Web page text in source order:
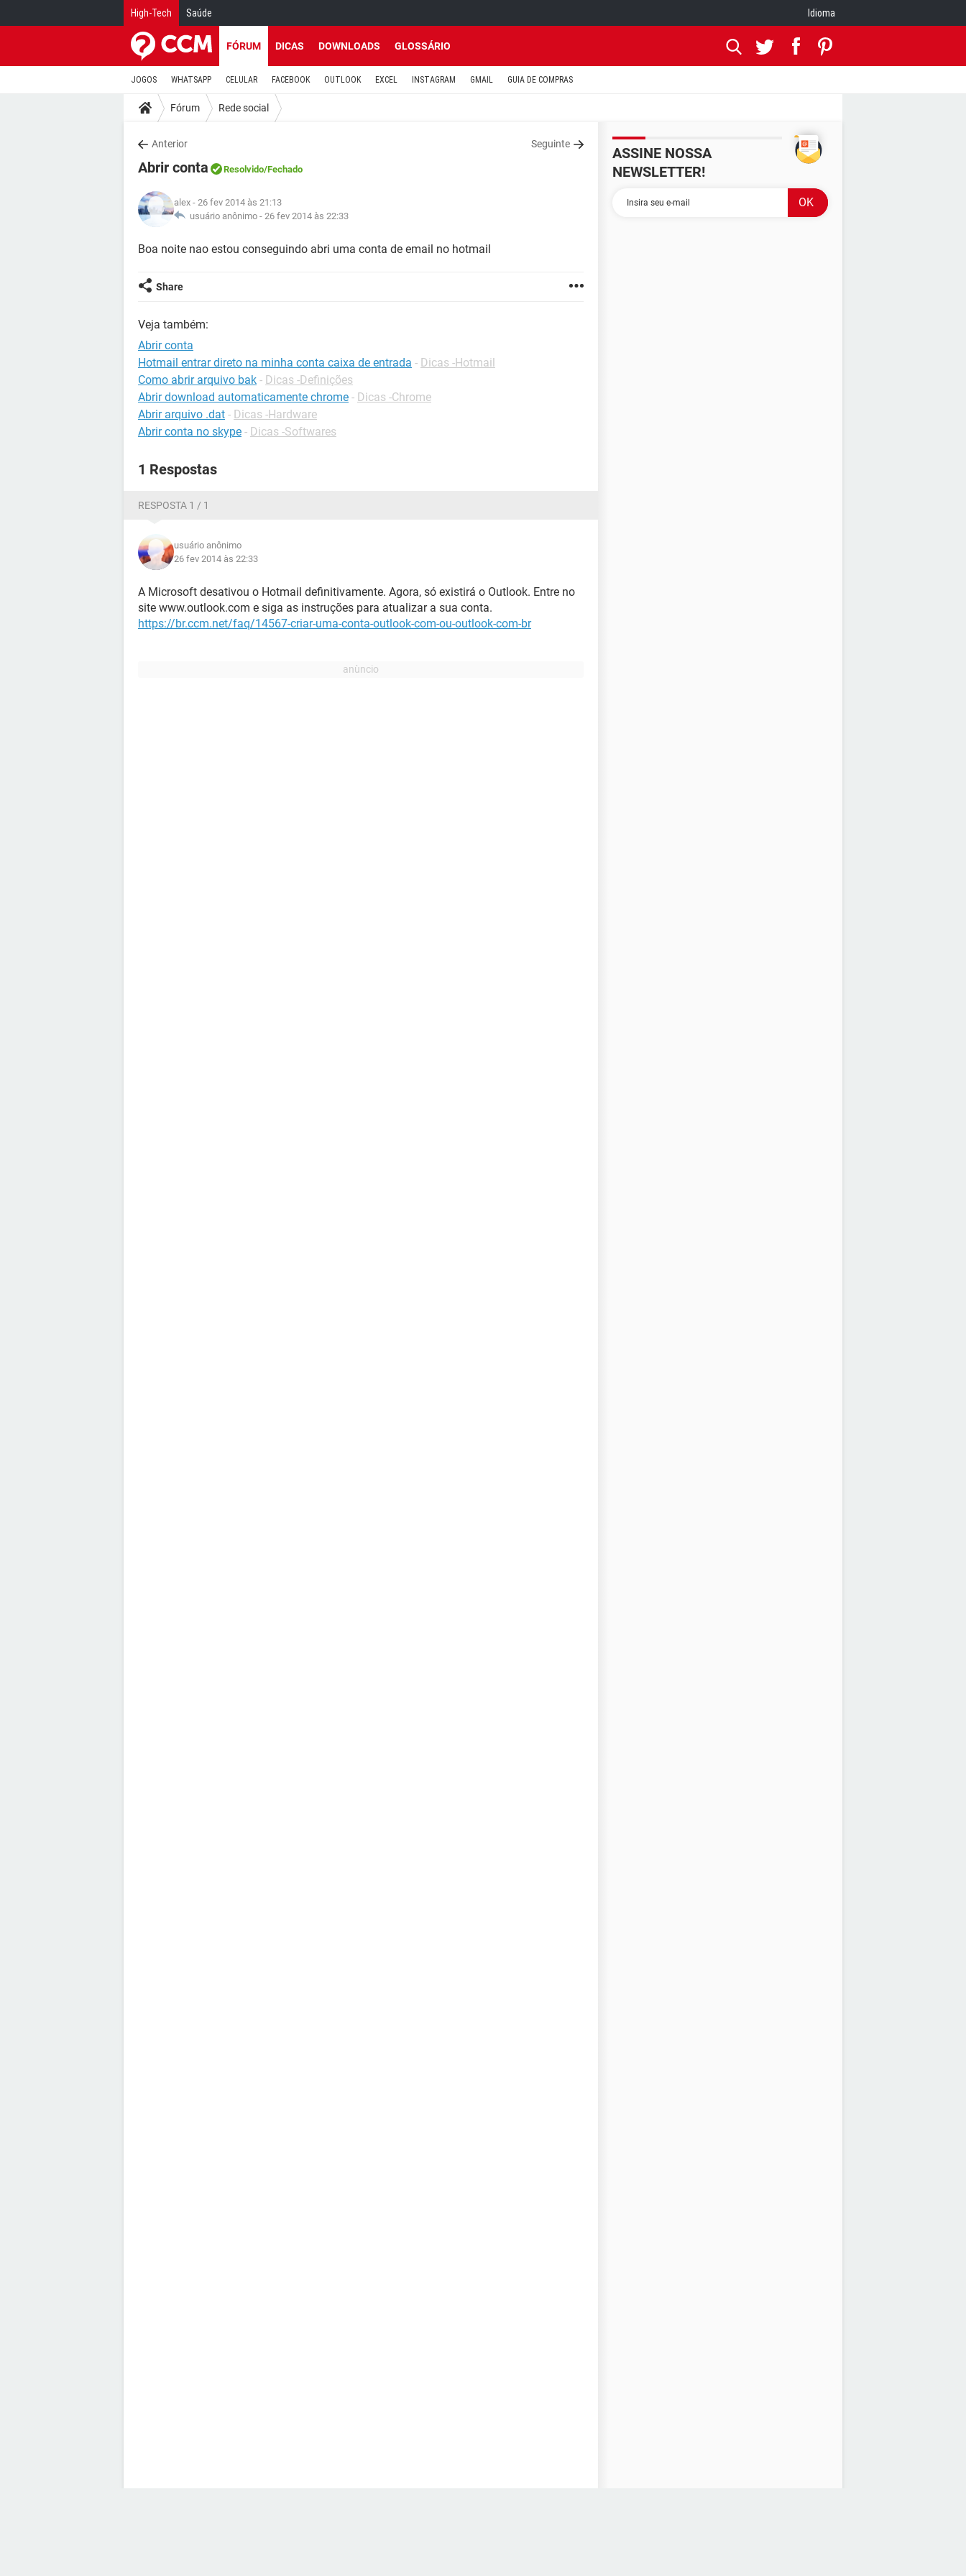
High-Tech Saúde Idioma
FÓRUM DICAS DOWNLOADS GLOSSÁRIO
JOGOS WHATSAPP CELULAR FACEBOOK OUTLOOK EXCEL INSTAGRAM GMAIL GUIA DE COMPRAS
Fórum Rede social
Anterior Seguinte
Abrir conta Resolvido/Fechado
alex - 26 fev 2014 às 21:13
usuário anônimo - 26 fev 2014 às 22:33
Boa noite nao estou conseguindo abri uma conta de email no hotmail
Share
Veja também:
Abrir conta
Hotmail entrar direto na minha conta caixa de entrada - Dicas -Hotmail
Como abrir arquivo bak - Dicas -Definições
Abrir download automaticamente chrome - Dicas -Chrome
Abrir arquivo .dat - Dicas -Hardware
Abrir conta no skype - Dicas -Softwares
1 Respostas
RESPOSTA 1 / 1
usuário anônimo
26 fev 2014 às 22:33
A Microsoft desativou o Hotmail definitivamente. Agora, só existirá o Outlook. Entre no
site www.outlook.com e siga as instruções para atualizar a sua conta.
https://br.ccm.net/faq/14567-criar-uma-conta-outlook-com-ou-outlook-com-br
ASSINE NOSSA
NEWSLETTER!